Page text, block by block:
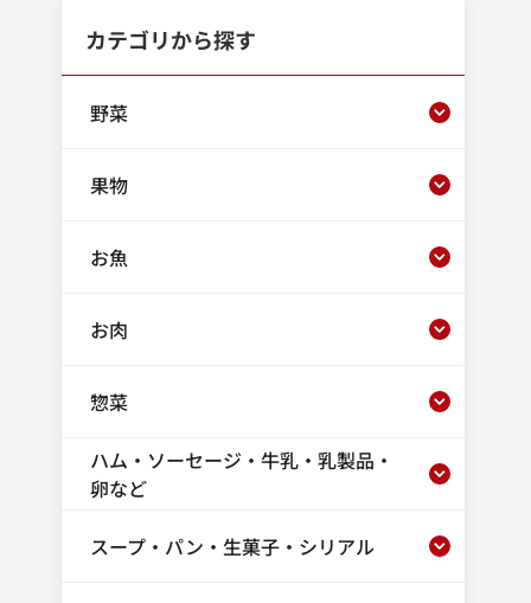
カテゴリから探す
野菜
果物
お魚
お肉
惣菜
ハム・ソーセージ・牛乳・乳製品・
卵など
スープ・パン・生菓子・シリアル